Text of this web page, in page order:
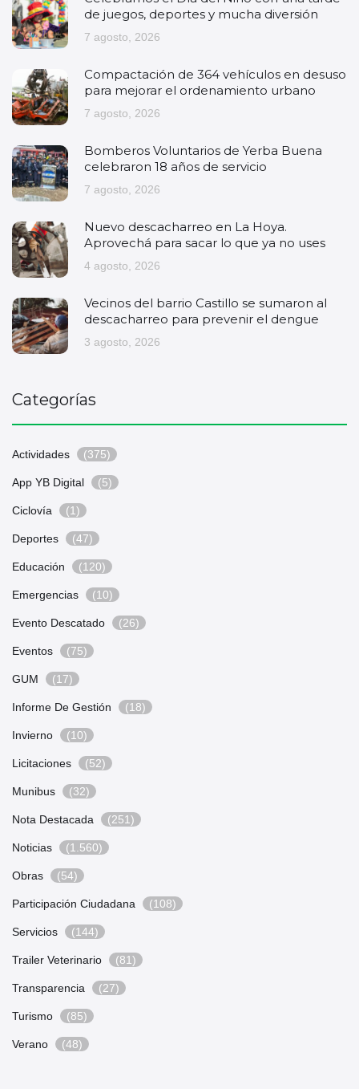
de juegos, deportes y mucha diversión
7 agosto, 2026
Compactación de 364 vehículos en desuso
para mejorar el ordenamiento urbano
7 agosto, 2026
Bomberos Voluntarios de Yerba Buena
celebraron 18 años de servicio
7 agosto, 2026
Nuevo descacharreo en La Hoya.
Aprovechá para sacar lo que ya no uses
4 agosto, 2026
Vecinos del barrio Castillo se sumaron al
descacharreo para prevenir el dengue
3 agosto, 2026
Categorías
Actividades (375)
App YB Digital (5)
Ciclovía (1)
Deportes (47)
Educación (120)
Emergencias (10)
Evento Descatado (26)
Eventos (75)
GUM (17)
Informe De Gestión (18)
Invierno (10)
Licitaciones (52)
Munibus (32)
Nota Destacada (251)
Noticias (1.560)
Obras (54)
Participación Ciudadana (108)
Servicios (144)
Trailer Veterinario (81)
Transparencia (27)
Turismo (85)
Verano (48)